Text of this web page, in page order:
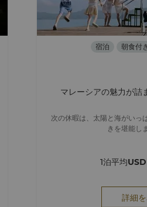
宿泊 朝食付き
マレーシアの魅力が詰
次の休暇は、太陽と海がいっ
きを堪能し
1泊平均
詳細